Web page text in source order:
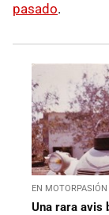
pasado.
EN MOTORPASIÓN
Una rara avis